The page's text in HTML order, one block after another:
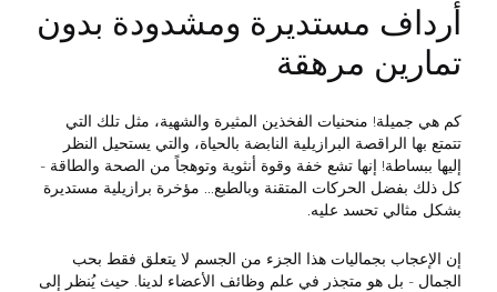
أرداف مستديرة ومشدودة بدون
تمارين مرهقة
كم هي جميلة! منحنيات الفخذين المثيرة والشهية، مثل تلك التي
تتمتع بها الراقصة البرازيلية النابضة بالحياة، والتي يستحيل النظر
إليها ببساطة! إنها تشع خفة وقوة أنثوية وتوهجاً من الصحة والطاقة -
كل ذلك بفضل الحركات المتقنة وبالطبع... مؤخرة برازيلية مستديرة
بشكل مثالي تحسد عليه.
إن الإعجاب بجماليات هذا الجزء من الجسم لا يتعلق فقط بحب
الجمال - بل هو متجذر في علم وظائف الأعضاء لدينا. حيث يُنظر إلى